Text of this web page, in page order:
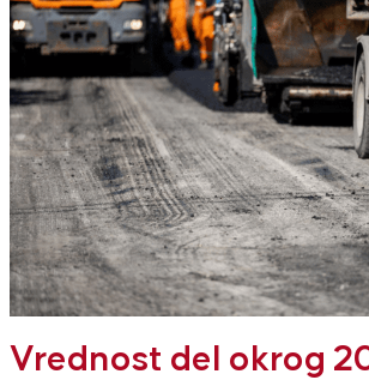
Vrednost del okrog